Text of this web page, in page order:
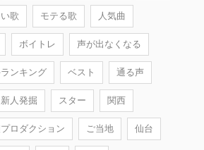
歌 モテる歌 人気曲
ボイトレ 声が出なくなる
ンキング ベスト 通る声
新人発掘 スター 関西
ロダクション ご当地 仙台